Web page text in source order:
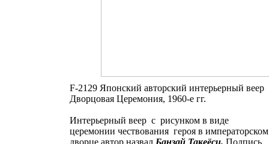
F-2129 Японский авторский интерьерный веер
Дворцовая Церемония, 1960-е гг.
Интерьерный веер с рисунком в виде
церемонии чествования героя в императорском
дворце автор назвал Банзай Такеёси. Подпись